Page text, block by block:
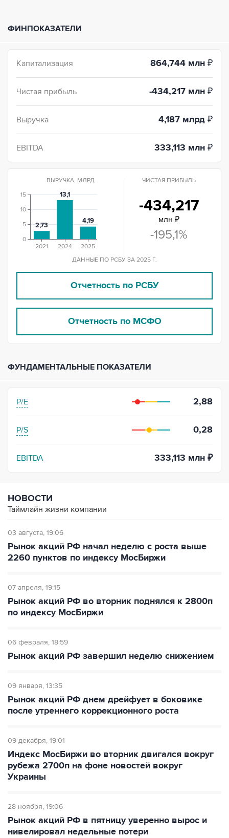
ФИНПОКАЗАТЕЛИ
Капитализация 864,744 млн ₽
Чистая прибыль -434,217 млн ₽
Выручка 4,187 млрд ₽
EBITDA 333,113 млн ₽
ВЫРУЧКА, МЛРД
0
5
10
15
2021 2024 2025
2,73
13,1
4,19
ЧИСТАЯ ПРИБЫЛЬ
-434,217
млн ₽
-195,1%
ДАННЫЕ ПО РСБУ ЗА 2025 Г.
Отчетность по РСБУ
Отчетность по МСФО
ФУНДАМЕНТАЛЬНЫЕ ПОКАЗАТЕЛИ
P/E 2,88
P/S 0,28
EBITDA 333,113 млн ₽
НОВОСТИ
Таймлайн жизни компании
03 августа 19:06
Рынок акций РФ начал неделю с роста выше
2260 пунктов по индексу МосБиржи
07 апреля 19:15
Рынок акций РФ во вторник поднялся к 2800п
по индексу МосБиржи
06 февраля 18:59
Рынок акций РФ завершил неделю снижением
09 января 13:35
Рынок акций РФ днем дрейфует в боковике
после утреннего коррекционного роста
09 декабря 19:01
Индекс МосБиржи во вторник двигался вокруг
рубежа 2700п на фоне новостей вокруг
Украины
28 ноября 19:06
Рынок акций РФ в пятницу уверенно вырос и
нивелировал недельные потери